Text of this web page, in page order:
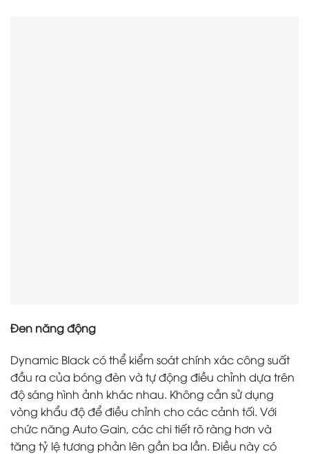
Đen năng động
Dynamic Black có thể kiểm soát chính xác công suất
đầu ra của bóng đèn và tự động điều chỉnh dựa trên
độ sáng hình ảnh khác nhau. Không cần sử dụng
vòng khẩu độ để điều chỉnh cho các cảnh tối. Với
chức năng Auto Gain, các chi tiết rõ ràng hơn và
tăng tỷ lệ tương phản lên gần ba lần. Điều này có